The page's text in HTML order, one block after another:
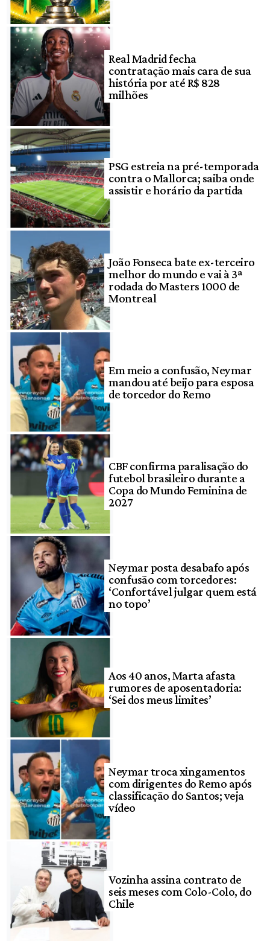
Real Madrid fecha
contratação mais cara de sua
história por até R$ 828
milhões
PSG estreia na pré-temporada
contra o Mallorca; saiba onde
assistir e horário da partida
João Fonseca bate ex-terceiro
melhor do mundo e vai à 3ª
rodada do Masters 1000 de
Montreal
Em meio a confusão, Neymar
mandou até beijo para esposa
de torcedor do Remo
CBF confirma paralisação do
futebol brasileiro durante a
Copa do Mundo Feminina de
2027
Neymar posta desabafo após
confusão com torcedores:
‘Confortável julgar quem está
no topo’
Aos 40 anos, Marta afasta
rumores de aposentadoria:
‘Sei dos meus limites’
Neymar troca xingamentos
com dirigentes do Remo após
classificação do Santos; veja
vídeo
Vozinha assina contrato de
seis meses com Colo-Colo, do
Chile